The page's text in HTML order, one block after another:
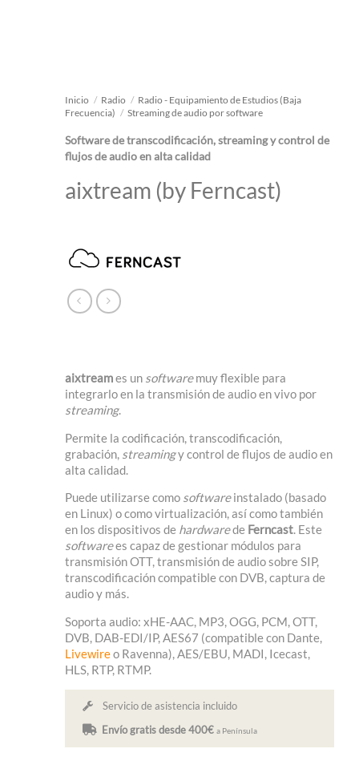
Inicio / Radio / Radio - Equipamiento de Estudios (Baja
Frecuencia) / Streaming de audio por software
Software de transcodificación, streaming y control de
flujos de audio en alta calidad
aixtream (by Ferncast)
aixtreames un softwaremuy flexible para
integrarlo en la transmisión de audio en vivo por
streaming.
Permite la codificación, transcodificación,
grabación, streamingy control de flujos de audio en
alta calidad.
Puede utilizarse como softwareinstalado (basado
en Linux) o como virtualización, así como también
en los dispositivos de hardwarede Ferncast. Este
softwarees capaz de gestionar módulos para
transmisión OTT, transmisión de audio sobre SIP,
transcodificación compatible con DVB, captura de
audio y más.
Soporta audio: xHE-AAC, MP3, OGG, PCM, OTT,
DVB, DAB-EDI/IP, AES67 (compatible con Dante,
Livewireo Ravenna), AES/EBU, MADI, Icecast,
HLS, RTP, RTMP.
Servicio de asistencia incluido
Envío gratis desde 400€a Península